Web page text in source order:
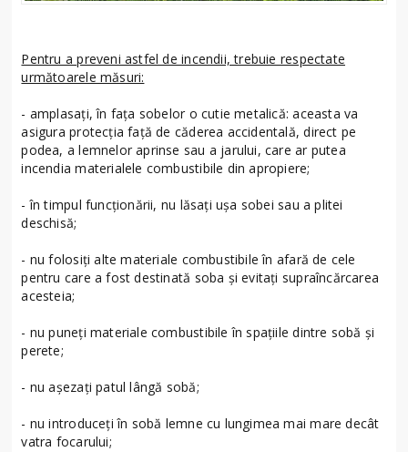
Pentru a preveni astfel de incendii, trebuie respectate
următoarele măsuri:
- amplasaţi, în faţa sobelor o cutie metalică: aceasta va
asigura protecţia faţă de căderea accidentală, direct pe
podea, a lemnelor aprinse sau a jarului, care ar putea
incendia materialele combustibile din apropiere;
- în timpul funcționării, nu lăsați ușa sobei sau a plitei
deschisă;
- nu folosiţi alte materiale combustibile în afară de cele
pentru care a fost destinată soba și evitaţi supraîncărcarea
acesteia;
- nu puneți materiale combustibile în spaţiile dintre sobă şi
perete;
- nu așezați patul lângă sobă;
- nu introduceți în sobă lemne cu lungimea mai mare decât
vatra focarului;